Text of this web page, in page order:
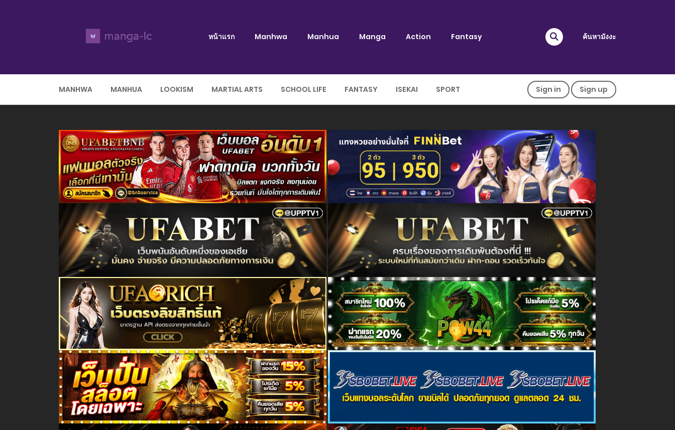
หน้าแรก Manhwa Manhua Manga Action Fantasy ค้นหามังงะ
MANHWA MANHUA LOOKISM MARTIAL ARTS SCHOOL LIFE FANTASY ISEKAI SPORT Sign in Sign up